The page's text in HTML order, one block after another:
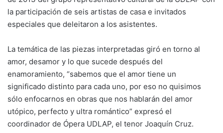
la participación de seis artistas de casa e invitados
especiales que deleitaron a los asistentes.
La temática de las piezas interpretadas giró en torno al
amor, desamor y lo que sucede después del
enamoramiento, “sabemos que el amor tiene un
significado distinto para cada uno, por eso no quisimos
sólo enfocarnos en obras que nos hablarán del amor
utópico, perfecto y ultra romántico” expresó el
coordinador de Ópera UDLAP, el tenor Joaquín Cruz.